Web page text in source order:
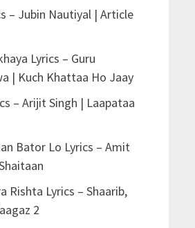
– Jubin Nautiyal | Article
Lyrics – Guru
| Kuch Khattaa Ho Jaay
– Arijit Singh | Laapataa
Bator Lo Lyrics – Amit
Rishta Lyrics – Shaarib,
2